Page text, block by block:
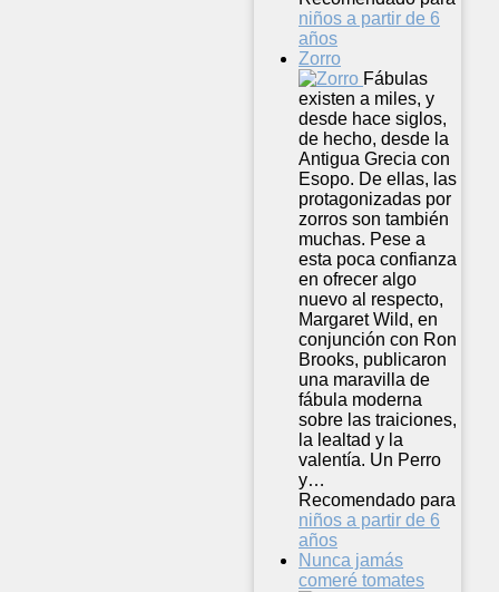
niños a partir de 6
años
Zorro
Fábulas
existen a miles, y
desde hace siglos,
de hecho, desde la
Antigua Grecia con
Esopo. De ellas, las
protagonizadas por
zorros son también
muchas. Pese a
esta poca confianza
en ofrecer algo
nuevo al respecto,
Margaret Wild, en
conjunción con Ron
Brooks, publicaron
una maravilla de
fábula moderna
sobre las traiciones,
la lealtad y la
valentía. Un Perro
y…
Recomendado para
niños a partir de 6
años
Nunca jamás
comeré tomates